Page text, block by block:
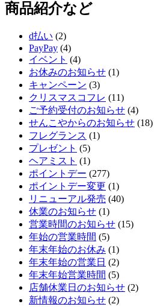
商品紹介など
d払い (2)
PayPay (4)
イベント (4)
お休みのお知らせ (1)
キャンペーン (3)
クリスマスコフレ (11)
ご予約受付のお知らせ (4)
せんこやからのお知らせ (18)
フレグランス (1)
プレゼント (5)
ヘアミスト (1)
ポイントデー (277)
ポイントデー変更 (1)
リニューアル発売 (40)
休業のお知らせ (1)
営業時間のお知らせ (15)
年始の営業時間 (5)
年末年始のお休み (1)
年末年始の営業日 (2)
年末年始営業時間 (5)
店舗休業日のお知らせ (2)
新情報のお知らせ (2)